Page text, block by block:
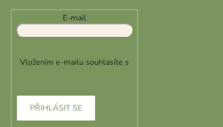
E-mail
Vložením e-mailu souhlasíte s
PŘIHLÁSIT SE